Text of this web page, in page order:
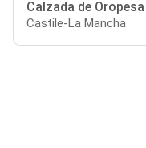
Calzada de Oropesa
Castile-La Mancha